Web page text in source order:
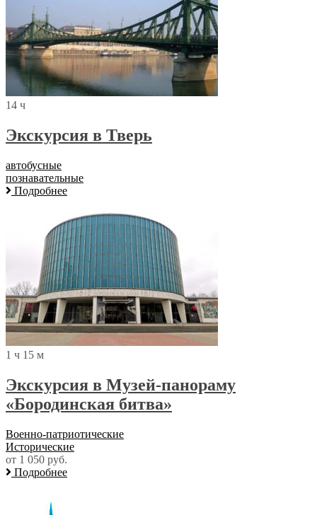
14 ч
Экскурсия в Тверь
автобусные
познавательные
Подробнее
1 ч 15 м
Экскурсия в Музей-панораму
«Бородинская битва»
Военно-патриотические
Исторические
от 1 050 руб.
Подробнее